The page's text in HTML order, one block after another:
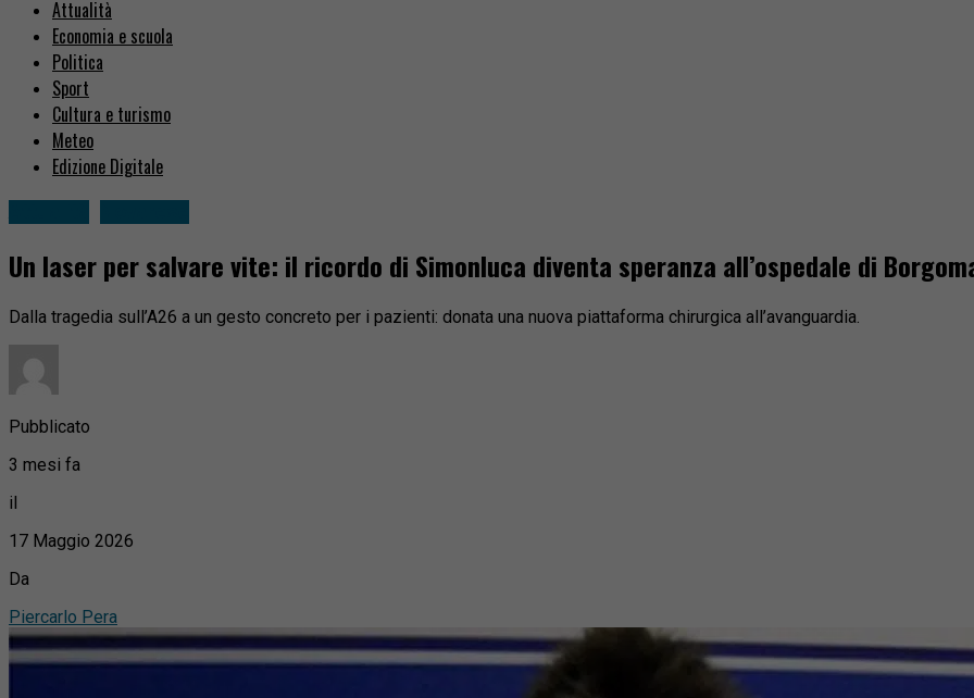
Attualità
Economia e scuola
Politica
Sport
Cultura e turismo
Meteo
Edizione Digitale
Un laser per salvare vite: il ricordo di Simonluca diventa speranza all’ospedale di
Dalla tragedia sull’A26 a un gesto concreto per i pazienti: donata una nuova piattaforma chirurgica all’avanguardia.
Pubblicato
3 mesi fa
il
17 Maggio 2026
Da
Piercarlo Pera